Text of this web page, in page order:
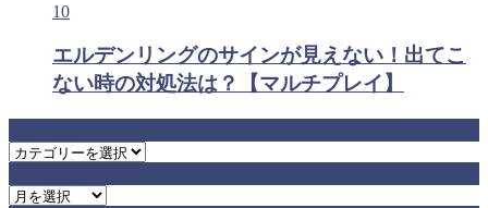
10
エルデンリングのサインが見えない！出てこ
ない時の対処法は？【マルチプレイ】
カ
ゴ
ア